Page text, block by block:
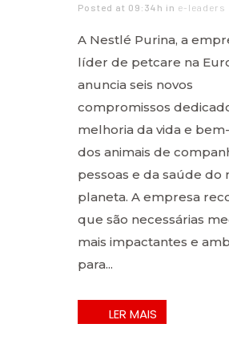
Posted at 09:34h in e-leaders
A Nestlé Purina, a
líder de petcare na
anuncia seis novos
compromissos
melhoria da vida e
dos animais de
pessoas e da saúde do
planeta. A empresa
que são necessárias
mais impactantes e
para...